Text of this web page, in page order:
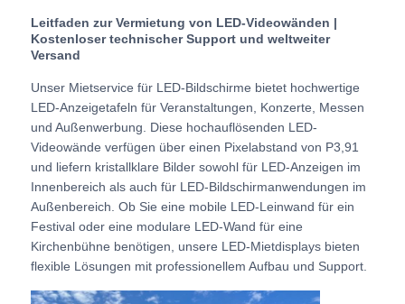
Videos
VR Show
Über uns
Werksbesichtigung
Qualitätskontrolle
Leitfaden zur Vermietung von LED-Videowänden |
Kostenloser technischer Support und weltweiter
Versand
Unser Mietservice für LED-Bildschirme bietet hochwertige
LED-Anzeigetafeln für Veranstaltungen, Konzerte, Messen
und Außenwerbung. Diese hochauflösenden LED-
Videowände verfügen über einen Pixelabstand von P3,91
und liefern kristallklare Bilder sowohl für LED-Anzeigen im
Innenbereich als auch für LED-Bildschirmanwendungen im
Außenbereich. Ob Sie eine mobile LED-Leinwand für ein
Festival oder eine modulare LED-Wand für eine
Kirchenbühne benötigen, unsere LED-Mietdisplays bieten
flexible Lösungen mit professionellem Aufbau und Support.